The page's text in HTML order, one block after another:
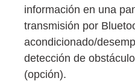
información en una
transmisión por
acondicionado/
detección de
(opción).